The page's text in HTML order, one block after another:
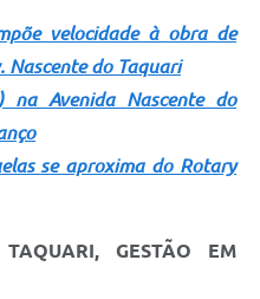
velocidade à obra de
Nascente do Taquari
na Avenida Nascente do
se aproxima do Rotary
GESTÃO EM